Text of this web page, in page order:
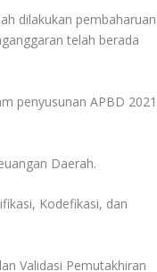
dilakukan pembaharuan
telah berada
penyusunan APBD 2021
Daerah.
Kodefikasi, dan
Validasi Pemutakhiran